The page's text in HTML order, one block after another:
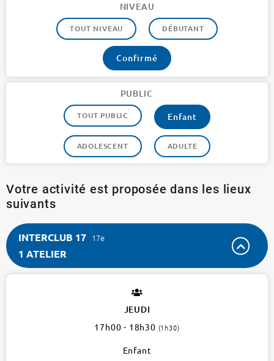
NIVEAU
TOUT NIVEAU DÉBUTANT
Confirmé
PUBLIC
TOUT PUBLIC Enfant
ADOLESCENT ADULTE
Votre activité est proposée dans les lieux
suivants
INTERCLUB 17 17e
1 ATELIER
JEUDI
17h00 - 18h30 (1h30)
Enfant